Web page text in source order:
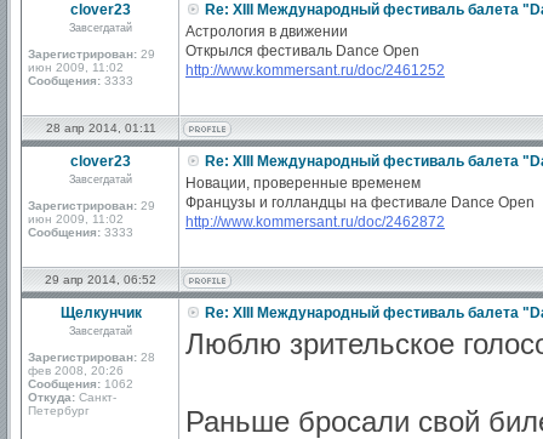
clover23
Завсегдатай
Зарегистрирован: 29
июн 2009, 11:02
Сообщения: 3333
Re: XIII Международный фестиваль балета
Астрология в движении
Открылся фестиваль Dance Open
http://www.kommersant.ru/doc/2461252
28 апр 2014, 01:11
clover23
Завсегдатай
Зарегистрирован: 29
июн 2009, 11:02
Сообщения: 3333
Re: XIII Международный фестиваль балета
Новации, проверенные временем
Французы и голландцы на фестивале Dance Open
http://www.kommersant.ru/doc/2462872
29 апр 2014, 06:52
Щелкунчик
Завсегдатай
Зарегистрирован: 28
фев 2008, 20:26
Сообщения: 1062
Откуда: Санкт-
Петербург
Re: XIII Международный фестиваль балета
Люблю зрительское
Раньше бросали свой